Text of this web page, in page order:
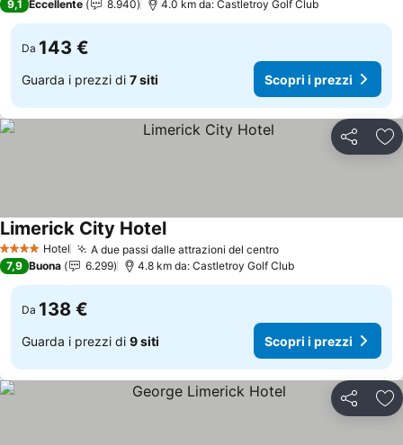
9,1 Eccellente 8.940 4.0 km da: Castletroy Golf Club
Da 143 €
Guarda i prezzi di 7 siti Scopri i prezzi
Condividi
4 Stelle Hotel A due passi dalle attrazioni del centroScopri i prezzi
Limerick City HotelScopri i prezzi
7,9 Buona 6.299 4.8 km da: Castletroy Golf Club
Da 138 €
Guarda i prezzi di 9 siti Scopri i prezzi
Condividi